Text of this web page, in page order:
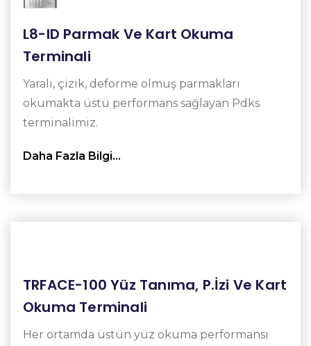
L8-ID Parmak Ve Kart Okuma
Terminali
Yaralı, çizik, deforme olmuş parmakları
okumakta üstü performans sağlayan Pdks
terminalimiz.
Daha Fazla Bilgi…
TRFACE-100 Yüz Tanıma, P.İzi Ve Kart
Okuma Terminali
Her ortamda üstün yüz okuma performansı